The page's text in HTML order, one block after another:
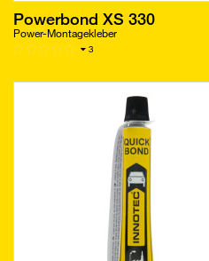
Powerbond XS 330
Power-Montagekleber
3